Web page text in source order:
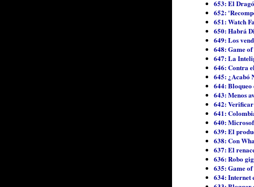
653: El
652:
651: Watch
650: Habrá
649: Los
648: Game
647: La
646: Contra
645: ¿Acabó
644:
643: Menos
642:
641:
640:
639: El
638: Con
637: El
636: Robo
635: Game
634: Internet